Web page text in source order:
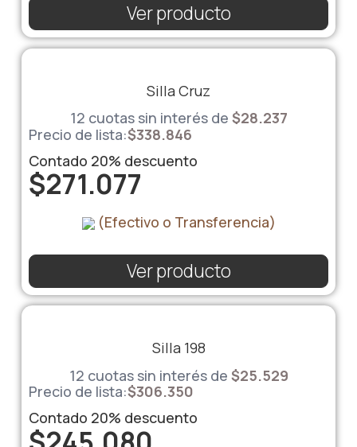
Ver producto
Silla Cruz
12 cuotas sin interés de $28.237
Precio de lista:$338.846
Contado 20% descuento
$271.077
(Efectivo o Transferencia)
Ver producto
Silla 198
12 cuotas sin interés de $25.529
Precio de lista:$306.350
Contado 20% descuento